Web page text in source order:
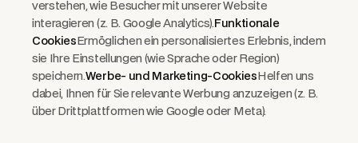
verstehen, wie Besucher mit unserer Website
interagieren (z. B. Google Analytics). Funktionale
Cookies Ermöglichen ein personalisiertes Erlebnis, indem
sie Ihre Einstellungen (wie Sprache oder Region)
speichern.Werbe- und Marketing-Cookies Helfen uns
dabei, Ihnen für Sie relevante Werbung anzuzeigen (z. B.
über Drittplattformen wie Google oder Meta).